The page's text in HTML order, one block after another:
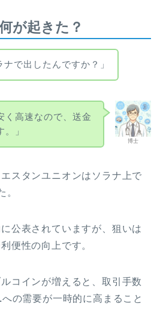
が起きた？
ナで出したんですか？」
博士
く高速なので、送金
」
スタンユニオンはソラナ上で
。
公表されていますが、狙いは
便性の向上です。
コインが増えると、取引手数
への需要が一時的に高まること